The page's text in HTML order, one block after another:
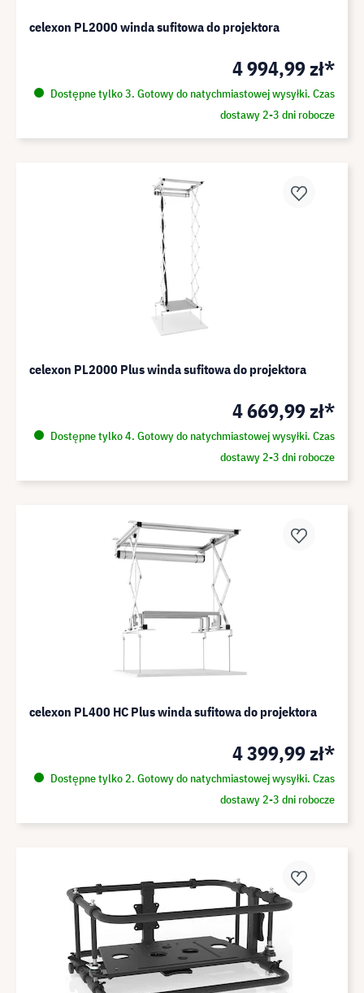
celexon PL2000 winda sufitowa do projektora
4 994,99 zł*
Dostępne tylko 3. Gotowy do natychmiastowej wysyłki. Czas
dostawy 2-3 dni robocze
celexon PL2000 Plus winda sufitowa do projektora
4 669,99 zł*
Dostępne tylko 4. Gotowy do natychmiastowej wysyłki. Czas
dostawy 2-3 dni robocze
celexon PL400 HC Plus winda sufitowa do projektora
4 399,99 zł*
Dostępne tylko 2. Gotowy do natychmiastowej wysyłki. Czas
dostawy 2-3 dni robocze